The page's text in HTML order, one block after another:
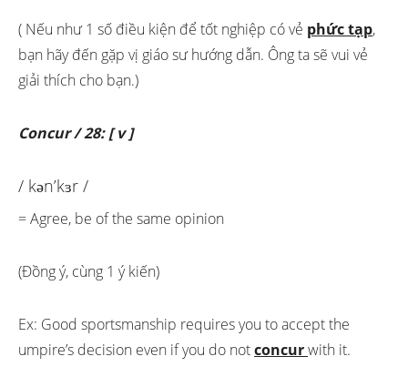
( Nếu như 1 số điều kiện để tốt nghiệp có vẻ phức tạp,
bạn hãy đến gặp vị giáo sư hướng dẫn. Ông ta sẽ vui vẻ
giải thích cho bạn.)
Concur / 28: [ v ]
/ kən’kɜr /
= Agree, be of the same opinion
(Đồng ý, cùng 1 ý kiến)
Ex: Good sportsmanship requires you to accept the
umpire’s decision even if you do notconcurwith it.